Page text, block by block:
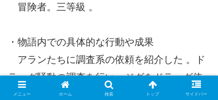
冒険者。三等級 。
・物語内での具体的な行動や成果
アランたちに調査系の依頼を紹介した 。ド
ラッグ騒動の調査を行い、ジグをドラッグ使
用者と疑って交戦した 。眼帯を外して「龍
メニュー ホーム 検索 トップ サイドバー